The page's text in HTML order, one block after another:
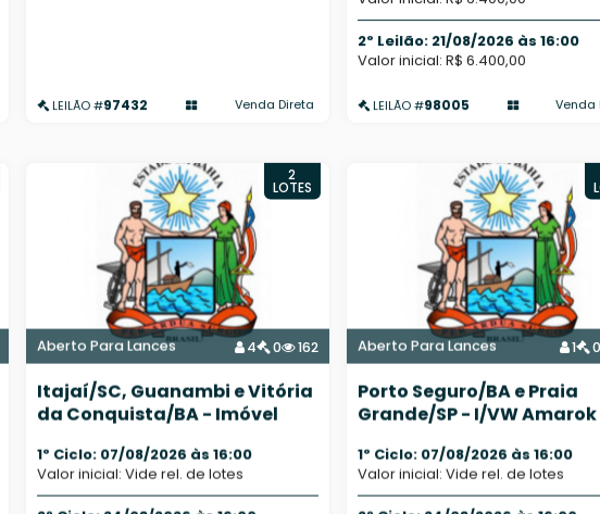
LEILÃO #97432 Venda Direta
2º Leilão: 21/08/2026 às 16:00
Valor inicial: R$ 6.400,00
LEILÃO #98005 Venda
Aberto Para Lances 4 0 162
2
LOTES
Itajaí/SC, Guanambi e Vitória
da Conquista/BA - Imóvel
1º Ciclo: 07/08/2026 às 16:00
Valor inicial: Vide rel. de lotes
Aberto Para Lances 1 0
Porto Seguro/BA e Praia
Grande/SP - I/VW
1º Ciclo: 07/08/2026 às 16:00
Valor inicial: Vide rel. de lotes